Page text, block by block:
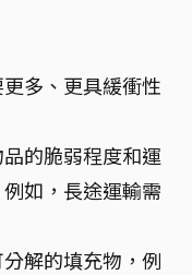
多、更具緩衝性
品的脆弱程度和運
如，長途運輸需
解的填充物，例